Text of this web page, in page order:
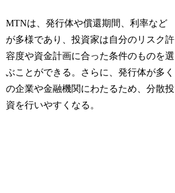
MTNは、発行体や償還期間、利率など
が多様であり、投資家は自分のリスク許
容度や資金計画に合った条件のものを選
ぶことができる。さらに、発行体が多く
の企業や金融機関にわたるため、分散投
資を行いやすくなる。